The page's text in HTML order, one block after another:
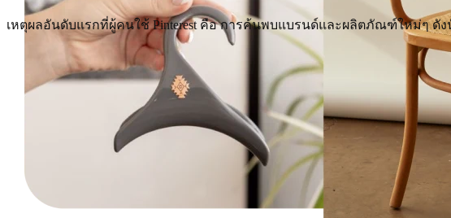
เหตุผลอันดับแรกที่ผู้คนใช้ Pinterest คือ การค้นพบแบรนด์และผลิตภัณฑ์ใหม่ๆ